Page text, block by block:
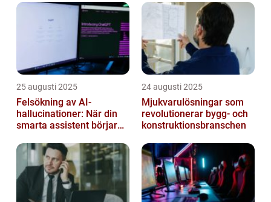
25 augusti 2025
Felsökning av AI-
hallucinationer: När din
smarta assistent börjar
24 augusti 2025
Mjukvarulösningar som
revolutionerar bygg- och
konstruktionsbranschen